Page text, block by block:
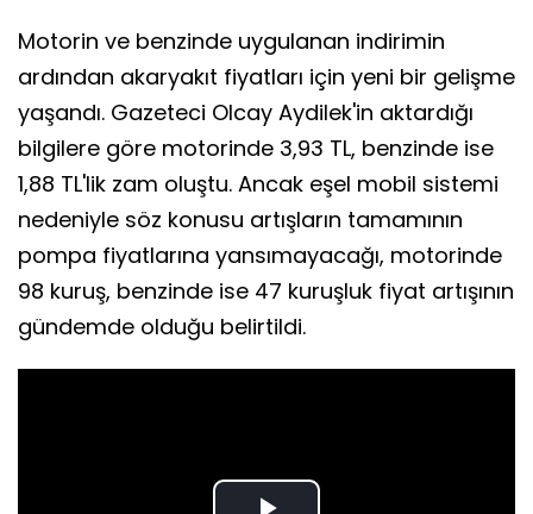
Motorin ve benzinde uygulanan indirimin
ardından akaryakıt fiyatları için yeni bir gelişme
yaşandı. Gazeteci Olcay Aydilek'in aktardığı
bilgilere göre motorinde 3,93 TL, benzinde ise
1,88 TL'lik zam oluştu. Ancak eşel mobil sistemi
nedeniyle söz konusu artışların tamamının
pompa fiyatlarına yansımayacağı, motorinde
98 kuruş, benzinde ise 47 kuruşluk fiyat artışının
gündemde olduğu belirtildi.